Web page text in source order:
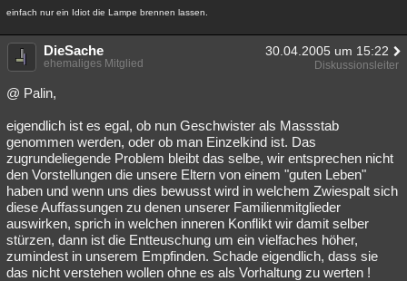
einfach nur ein Idiot die Lampe brennen lassen.
DieSache 30.04.2005 um 15:22
ehemaliges Mitglied Diskussionsleiter
@ Palin,
eigendlich ist es egal, ob nun Geschwister als Massstab
genommen werden, oder ob man Einzelkind ist. Das
zugrundeliegende Problem bleibt das selbe, wir entsprechen nicht
den Vorstellungen die unsere Eltern von einem "guten Leben"
haben und wenn uns dies bewusst wird in welchem Zwiespalt sich
diese Auffassungen zu denen unserer Familienmitglieder
auswirken, sprich in welchen inneren Konflikt wir damit selber
stürzen, dann ist die Entteuschung um ein vielfaches höher,
zumindest in unserem Empfinden. Schade eigendlich, dass sie
das nicht verstehen wollen ohne es als Vorhaltung zu werten !